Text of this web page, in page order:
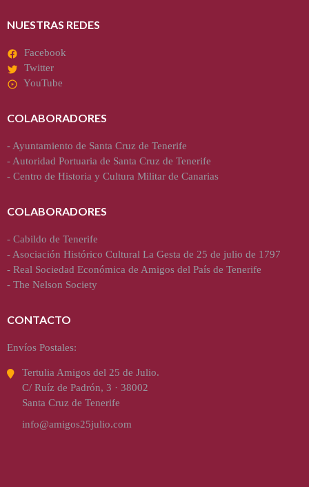
NUESTRAS REDES
Facebook
Twitter
YouTube
COLABORADORES
-Ayuntamiento de Santa Cruz de Tenerife
-Autoridad Portuaria de Santa Cruz de Tenerife
- Centro de Historia y Cultura Militar de Canarias
COLABORADORES
- Cabildo de Tenerife
-Asociación Histórico Cultural La Gesta de 25 de julio de 1797
- Real Sociedad Económica de Amigos del País de Tenerife
- The Nelson Society
CONTACTO
Envíos Postales:
Tertulia Amigos del 25 de Julio.
C/ Ruíz de Padrón, 3 · 38002
Santa Cruz de Tenerife
info@amigos25julio.com